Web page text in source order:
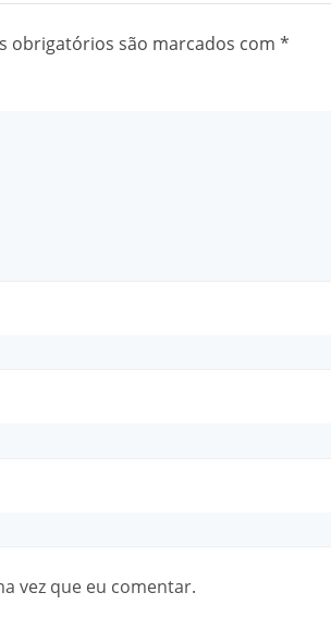
obrigatórios são marcados com *
vez que eu comentar.